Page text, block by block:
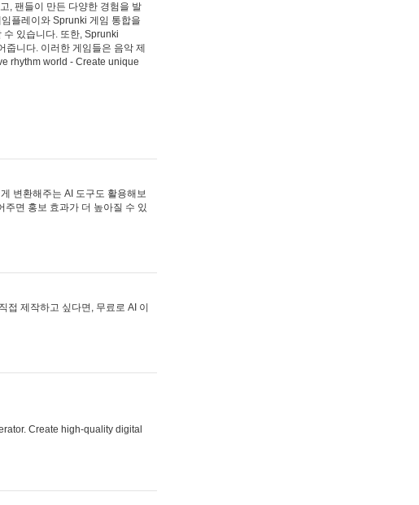
, 팬들이 만든 다양한 경험을 발
플레이와 Sprunki 게임 통합을
있습니다. 또한, Sprunki
니다. 이러한 게임들은 음악 제
rhythm world - Create unique
변환해주는 AI 도구도 활용해보
면 홍보 효과가 더 높아질 수 있
제작하고 싶다면, 무료로 AI 이
Create high-quality digital